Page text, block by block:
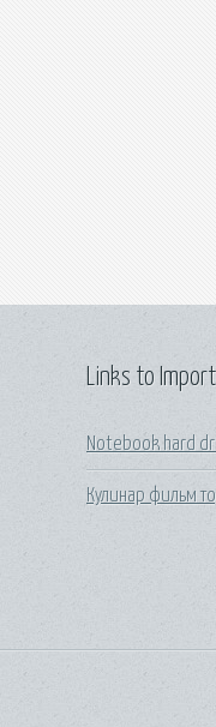
Links to
Notebook hard
Кулинар фильм